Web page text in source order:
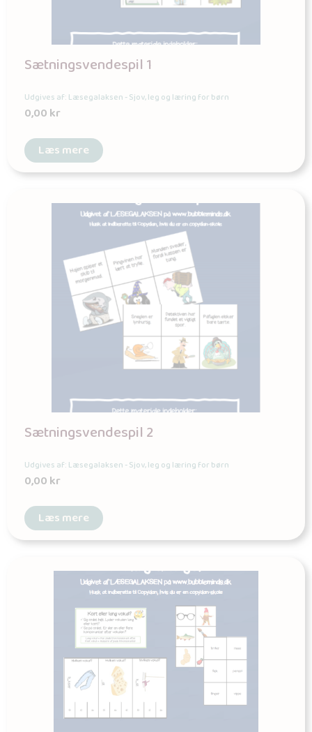
Sætningsvendespil 1
Udgives af: Læsegalaksen - Sjov, leg og læring for børn
0,00kr
Læs mere
Sætningsvendespil 2
Udgives af: Læsegalaksen - Sjov, leg og læring for børn
0,00kr
Læs mere